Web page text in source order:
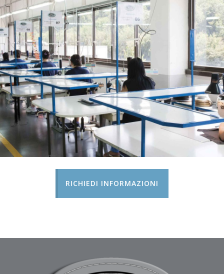
RICHIEDI INFORMAZIONI